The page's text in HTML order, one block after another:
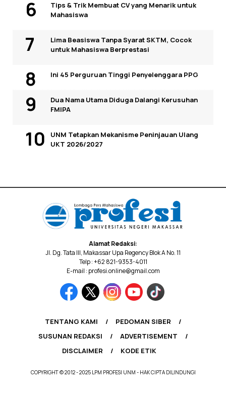
Tips & Trik Membuat CV yang Menarik untuk
Mahasiswa
Lima Beasiswa Tanpa Syarat SKTM, Cocok
untuk Mahasiswa Berprestasi
Ini 45 Perguruan Tinggi Penyelenggara PPG
Dua Nama Utama Diduga Dalangi Kerusuhan
FMIPA
UNM Tetapkan Mekanisme Peninjauan Ulang
UKT 2026/2027
Alamat Redaksi:
Jl. Dg. Tata III, Makassar Upa Regency Blok A No. 11
Telp : +62 821-9353-4011
E-mail : profesi.online@gmail.com
TENTANG KAMI
PEDOMAN SIBER
SUSUNAN REDAKSI
ADVERTISEMENT
DISCLAIMER
KODE ETIK
COPYRIGHT © 2012 - 2025 LPM PROFESI UNM - HAK CIPTA DILINDUNGI